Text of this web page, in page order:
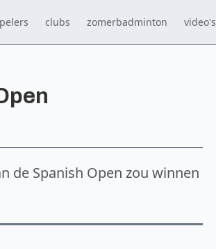
clubs zomerbadminton video's
de Spanish Open zou winnen